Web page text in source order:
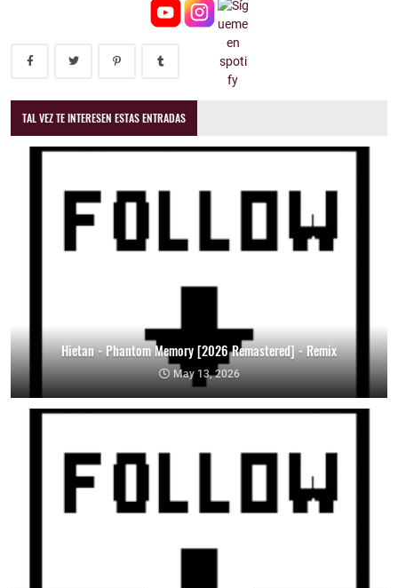
TAL VEZ TE INTERESEN ESTAS ENTRADAS
Hietan - Phantom Memory [2026 Remastered] - Remix
May 13, 2026